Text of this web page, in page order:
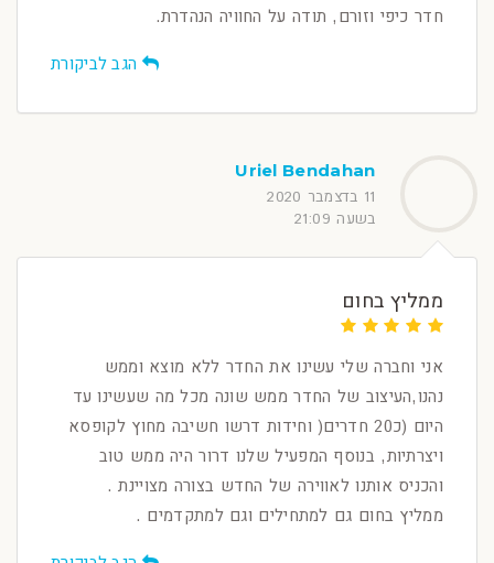
חדר כיפי וזורם, תודה על החוויה הנהדרת.
הגב לביקורת
Uriel Bendahan
11 בדצמבר 2020
בשעה 21:09
ממליץ בחום
אני וחברה שלי עשינו את החדר ללא מוצא וממש
נהנו,העיצוב של החדר ממש שונה מכל מה שעשינו עד
היום (כ20 חדרים( וחידות דרשו חשיבה מחוץ לקופסא
ויצרתיות, בנוסף המפעיל שלנו דרור היה ממש טוב
והכניס אותנו לאווירה של החדש בצורה מצויינת .
ממליץ בחום גם למתחילים וגם למתקדמים .